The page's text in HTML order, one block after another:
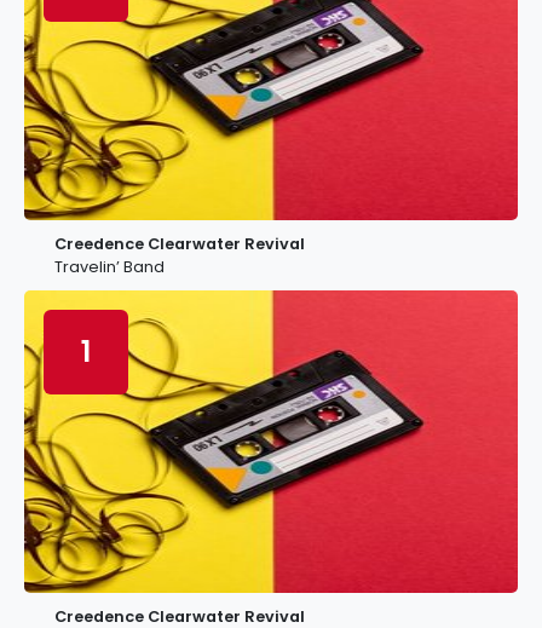
Creedence Clearwater Revival
Travelin’ Band
1
Creedence Clearwater Revival